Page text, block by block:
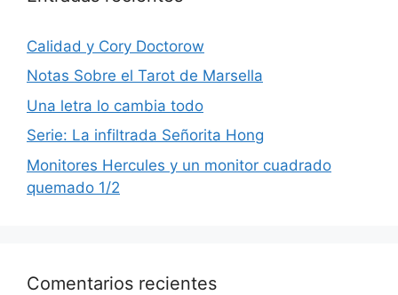
Calidad y Cory Doctorow
Notas Sobre el Tarot de Marsella
Una letra lo cambia todo
Serie: La infiltrada Señorita Hong
Monitores Hercules y un monitor cuadrado
quemado 1/2
Comentarios recientes